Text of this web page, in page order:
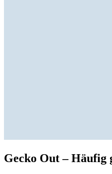
Gecko Out – Häufig